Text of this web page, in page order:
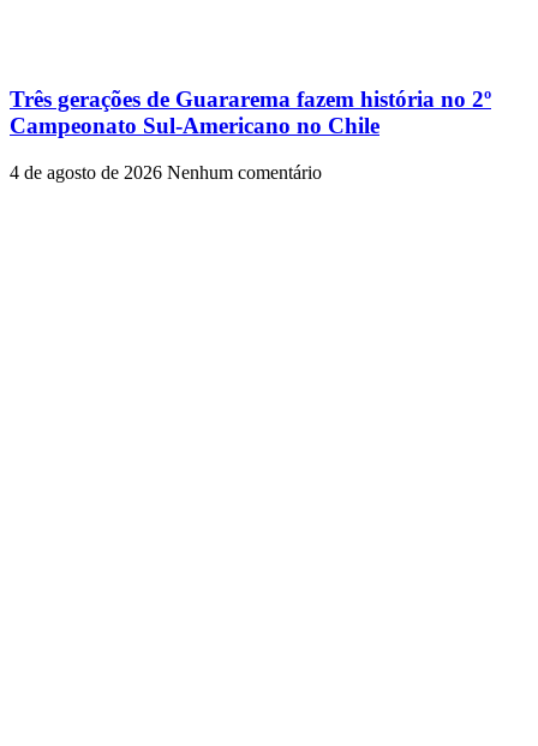
Três gerações de Guararema fazem história no 2º
Campeonato Sul-Americano no Chile
4 de agosto de 2026 Nenhum comentário